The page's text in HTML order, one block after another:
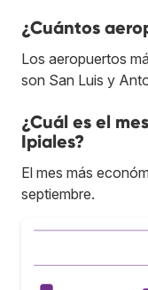
¿Cuántos
Los aeropuertos
son San Luis y
¿Cuál es el
Ipiales?
El mes más
septiembre.